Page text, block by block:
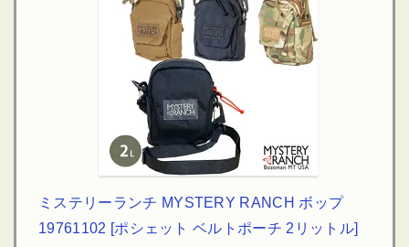
ミステリーランチ MYSTERY RANCH ボップ
19761102 [ポシェット ベルトポーチ 2リットル]